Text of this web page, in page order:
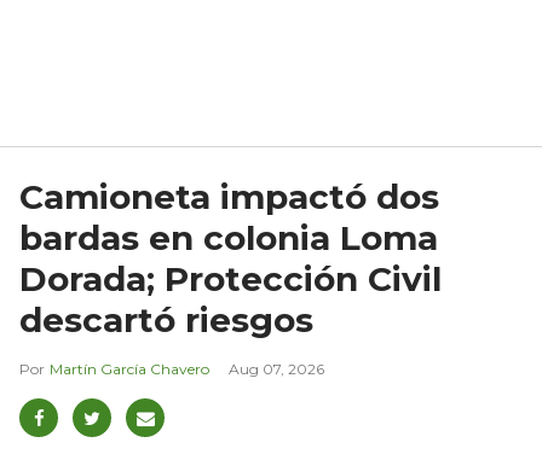
Camioneta impactó dos
bardas en colonia Loma
Dorada; Protección Civil
descartó riesgos
Martín García Chavero Aug 07, 2026